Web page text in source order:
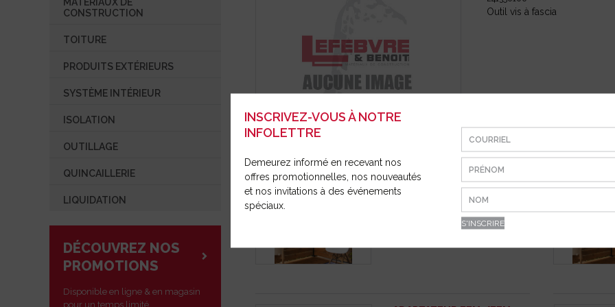
COMMUNIQUÉ DE PRESSE
OUVRIR UN COMPTE
CONSTRUCTION
TOITURE
PRODUITS EXTÉRIEURS
SYSTÈME INTÉRIEUR
ISOLATION
OUTILLAGE
QUINCAILLERIE
LIQUIDATION
DÉCOUVREZ NOS
PROMOTIONS
Disponible en ligne & en magasin
pour un temps limité.
Outil vis à fascia
PRODUITS QUI POURRAIENT VOUS INTÉRESSER
POTEAU COIN 44″ HOFT B4
INSCRIVEZ-VOUS À NOTRE
INFOLETTRE
Demeurez informé en recevant nos
offres promotionnelles, nos nouveautés
et nos invitations à des événements
spéciaux.